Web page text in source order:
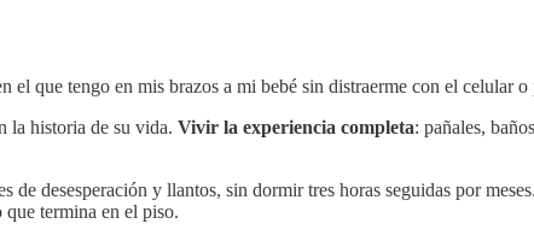
el que tengo en mis brazos a mi bebé sin distraerme con el celular o
la historia de su vida. Vivir la experiencia completa: pañales,
de desesperación y llantos, sin dormir tres horas seguidas por
que termina en el piso.